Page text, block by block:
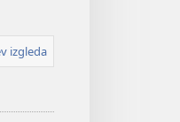
izgleda